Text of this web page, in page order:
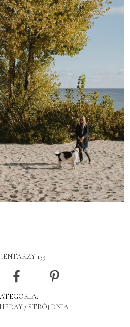
139
/STRÓJ DNIA